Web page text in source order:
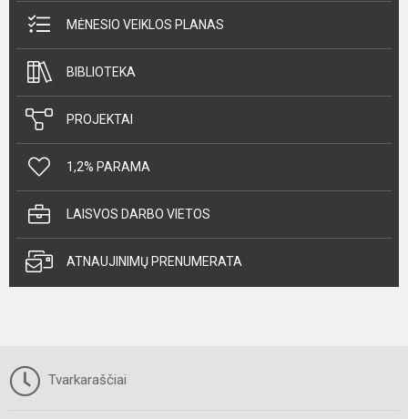
MĖNESIO VEIKLOS PLANAS
BIBLIOTEKA
PROJEKTAI
1,2% PARAMA
LAISVOS DARBO VIETOS
ATNAUJINIMŲ PRENUMERATA
Tvarkaraščiai